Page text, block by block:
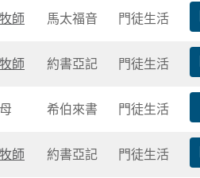
師 馬太福音 門徒生活
師 約書亞記 門徒生活
希伯來書 門徒生活
師 約書亞記 門徒生活